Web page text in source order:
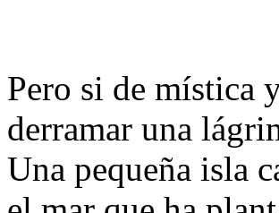
Pero si de mística
derramar una
Una pequeña isla